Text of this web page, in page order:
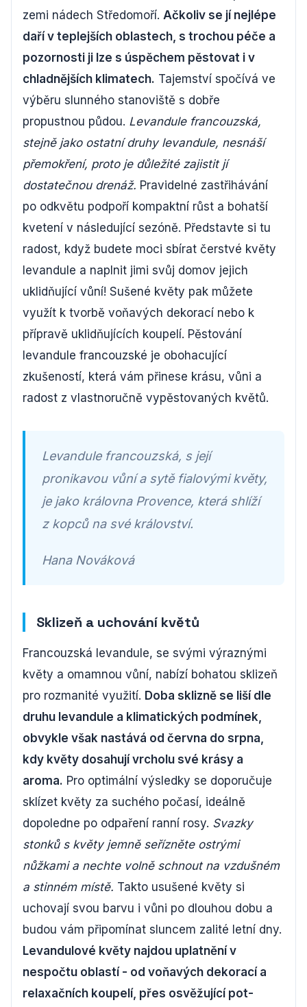
zemi nádech Středomoří. Ačkoliv se jí nejlépe
daří v teplejších oblastech, s trochou péče a
pozornosti ji lze s úspěchem pěstovat i v
chladnějších klimatech. Tajemství spočívá ve
výběru slunného stanoviště s dobře
propustnou půdou. Levandule francouzská,
stejně jako ostatní druhy levandule, nesnáší
přemokření, proto je důležité zajistit jí
dostatečnou drenáž. Pravidelné zastřihávání
po odkvětu podpoří kompaktní růst a bohatší
kvetení v následující sezóně. Představte si tu
radost, když budete moci sbírat čerstvé květy
levandule a naplnit jimi svůj domov jejich
uklidňující vůní! Sušené květy pak můžete
využít k tvorbě voňavých dekorací nebo k
přípravě uklidňujících koupelí. Pěstování
levandule francouzské je obohacující
zkušeností, která vám přinese krásu, vůni a
radost z vlastnoručně vypěstovaných květů.
Levandule francouzská, s její
pronikavou vůní a sytě fialovými květy,
je jako královna Provence, která shlíží
z kopců na své království.
Hana Nováková
Sklizeň a uchování květů
Francouzská levandule, se svými výraznými
květy a omamnou vůní, nabízí bohatou sklizeň
pro rozmanité využití. Doba sklizně se liší dle
druhu levandule a klimatických podmínek,
obvykle však nastává od června do srpna,
kdy květy dosahují vrcholu své krásy a
aroma. Pro optimální výsledky se doporučuje
sklízet květy za suchého počasí, ideálně
dopoledne po odpaření ranní rosy. Svazky
stonků s květy jemně seřízněte ostrými
nůžkami a nechte volně schnout na vzdušném
a stinném místě. Takto usušené květy si
uchovají svou barvu i vůni po dlouhou dobu a
budou vám připomínat sluncem zalité letní dny.
Levandulové květy najdou uplatnění v
nespočtu oblastí - od voňavých dekorací a
relaxačních koupelí, přes osvěžující pot-